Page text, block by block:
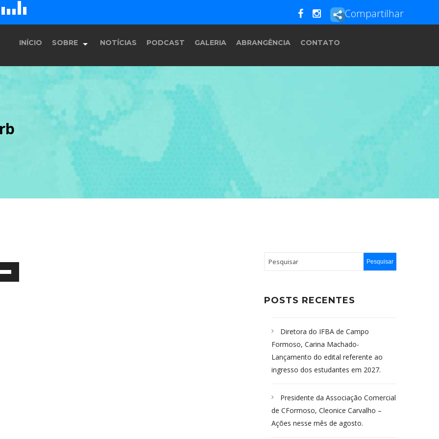
E F Compartilhar
INÍCIO SOBRE
História
Equipe
Programação
NOTÍCIAS PODCAST GALERIA ABRANGÊNCIA CONTATO
POSTS RECENTES
Diretora do IFBA de Campo
Formoso, Carina Machado-
Lançamento do edital referente ao
ingresso dos estudantes em 2027.
Presidente da Associação Comercial
de CFormoso, Cleonice Carvalho –
Ações nesse mês de agosto.